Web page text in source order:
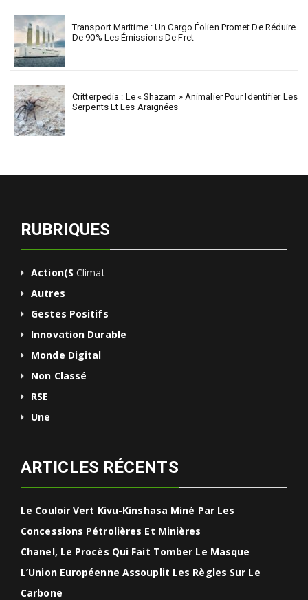
Transport Maritime : Un Cargo Éolien Promet De Réduire
De 90% Les Émissions De Fret
Critterpedia : Le « Shazam » Animalier Pour Identifier Les
Serpents Et Les Araignées
RUBRIQUES
Action(s Climat
Autres
Gestes Positifs
Innovation Durable
Monde Digital
Non Classé
RSE
Une
ARTICLES RÉCENTS
Le Couloir Vert Kivu-Kinshasa Miné Par Les
Concessions Pétrolières Et Minières
Chanel, Le Procès Qui Fait Tomber Le Masque
L’Union Européenne Assouplit Les Règles Sur Le
Carbone